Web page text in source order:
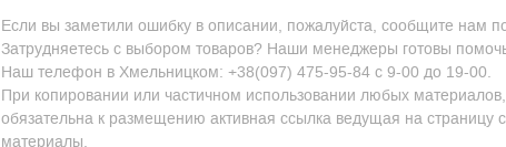
Если вы заметили ошибку в описании, пожалуйста, сообщите нам
Затрудняетесь с выбором товаров? Наши менеджеры готовы
Наш телефон в Хмельницком: +38(097) 475-95-84 с 9-00 до 19-00.
При копировании или частичном использовании любых
обязательна к размещению активная ссылка ведущая на страницу
материалы.